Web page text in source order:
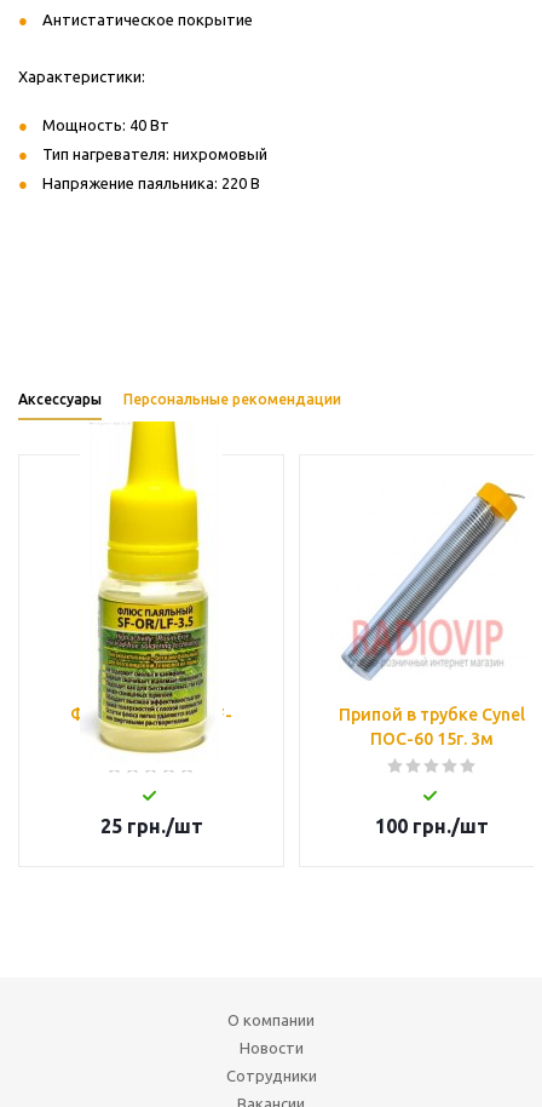
Антистатическое покрытие
Характеристики:
Мощность: 40 Вт
Тип нагревателя: нихромовый
Напряжение паяльника: 220 В
Аксессуары Персональные рекомендации
Флюс паяльный SF-
OR/LF-3.5 (10 мл)
25грн./шт
Припой в трубке Cynel
ПОС-60 15г. 3м
100 грн./шт
О компании
Новости
Сотрудники
Вакансии